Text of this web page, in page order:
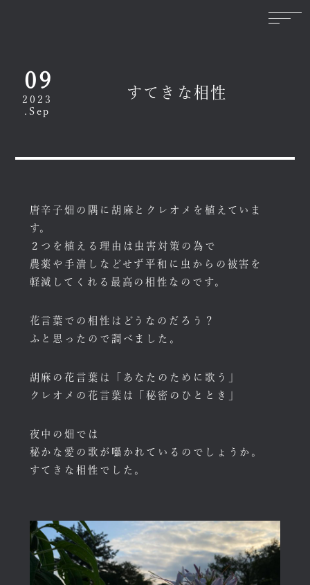
09
2023
.Sep
すてきな相性
唐辛子畑の隅に胡麻とクレオメを植えていま
す。
２つを植える理由は虫害対策の為で
農薬や手潰しなどせず平和に虫からの被害を
軽減してくれる最高の相性なのです。
花言葉での相性はどうなのだろう？
ふと思ったので調べました。
胡麻の花言葉は「あなたのために歌う」
クレオメの花言葉は「秘密のひととき」
夜中の畑では
秘かな愛の歌が囁かれているのでしょうか。
すてきな相性でした。